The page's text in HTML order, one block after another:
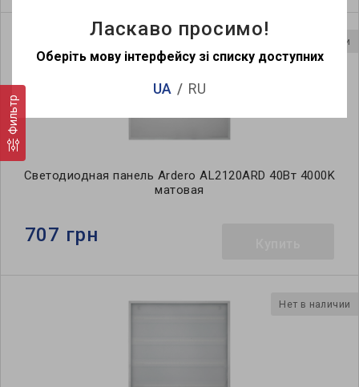
Фильтр
Нет в наличии
Светодиодная панель Ardero AL2120ARD 40Вт 4000K
матовая
707 грн
Нет в наличии
Ласкаво просимо!
Оберіть мову інтерфейсу зі списку доступних
UA RU